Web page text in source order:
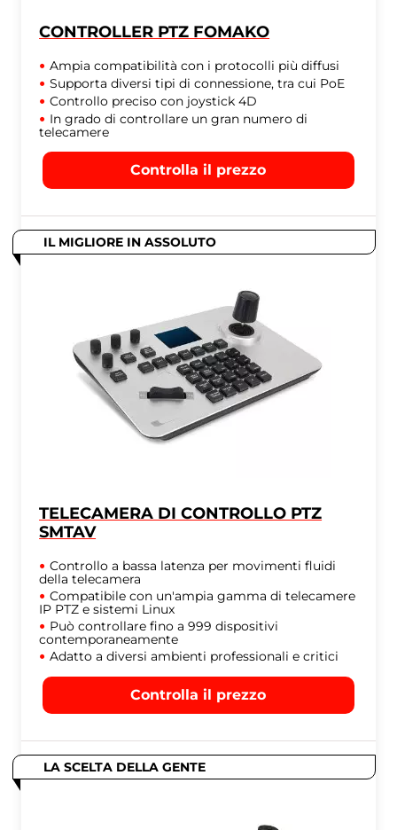
CONTROLLER PTZ FOMAKO
Ampia compatibilità con i protocolli più diffusi
Supporta diversi tipi di connessione, tra cui PoE
Controllo preciso con joystick 4D
In grado di controllare un gran numero di
telecamere
Controlla il prezzo
IL MIGLIORE IN ASSOLUTO
TELECAMERA DI CONTROLLO PTZ
SMTAV
Controllo a bassa latenza per movimenti fluidi
della telecamera
Compatibile con un'ampia gamma di telecamere
IP PTZ e sistemi Linux
Può controllare fino a 999 dispositivi
contemporaneamente
Adatto a diversi ambienti professionali e critici
Controlla il prezzo
LA SCELTA DELLA GENTE